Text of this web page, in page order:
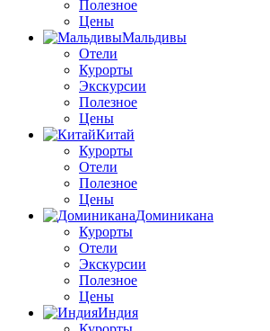
Полезное
Цены
Мальдивы
Отели
Курорты
Экскурсии
Полезное
Цены
Китай
Курорты
Отели
Полезное
Цены
Доминикана
Курорты
Отели
Экскурсии
Полезное
Цены
Индия